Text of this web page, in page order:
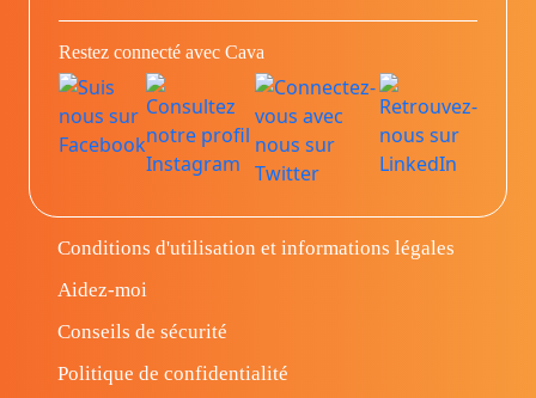
Restez connecté avec Cava
Conditions d'utilisation et informations légales
Aidez-moi
Conseils de sécurité
Politique de confidentialité